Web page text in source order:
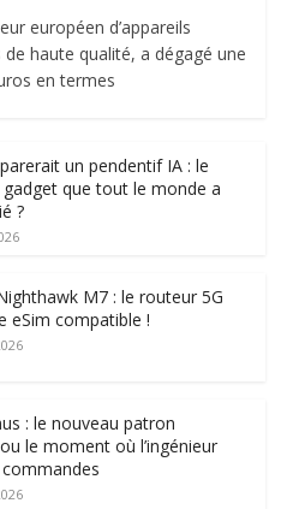
européen d’appareils
haute qualité, a dégagé une
en termes
un pendentif IA : le
que tout le monde a
?
M7 : le routeur 5G
eSim compatible !
: le nouveau patron
le moment où l’ingénieur